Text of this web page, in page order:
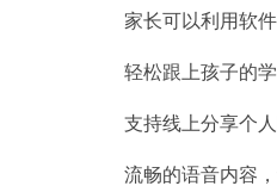
家长可以利用软
轻松跟上孩子的
支持线上分享个
流畅的语音内容